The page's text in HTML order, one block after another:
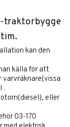
traktorbygge
kan den
källa för att
.
eller
03-170